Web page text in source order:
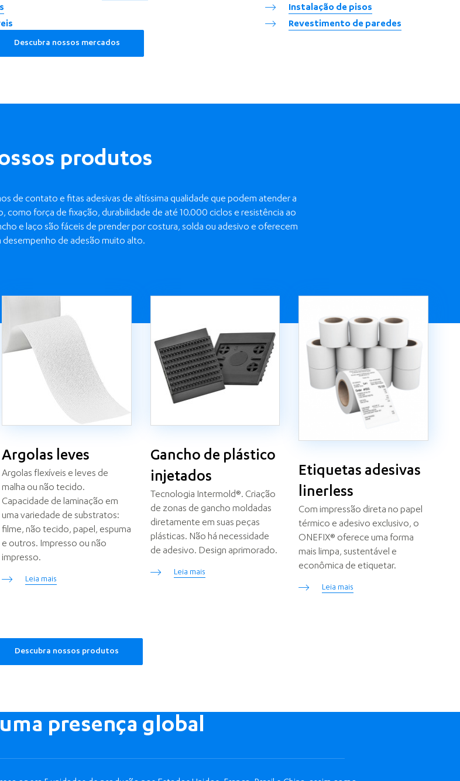
Instalação de pisos
Revestimento de paredes
Descubra nossos mercados
produtos
de contato e fitas adesivas de altíssima qualidade que podem atender a
como força de fixação, durabilidade de até 10.000 ciclos e resistência ao
e laço são fáceis de prender por costura, solda ou adesivo e oferecem
desempenho de adesão muito alto.
Argolas leves
Argolas flexíveis e leves de
malha ou não tecido.
Capacidade de laminação em
uma variedade de substratos:
filme, não tecido, papel, espuma
e outros. Impresso ou não
impresso.
Leia mais
Gancho de plástico
injetados
Tecnologia Intermold®. Criação
de zonas de gancho moldadas
diretamente em suas peças
plásticas. Não há necessidade
de adesivo. Design aprimorado.
Leia mais
Etiquetas adesivas
linerless
Com impressão direta no papel
térmico e adesivo exclusivo, o
ONEFIX® oferece uma forma
mais limpa, sustentável e
econômica de etiquetar.
Leia mais
Descubra nossos produtos
presença global